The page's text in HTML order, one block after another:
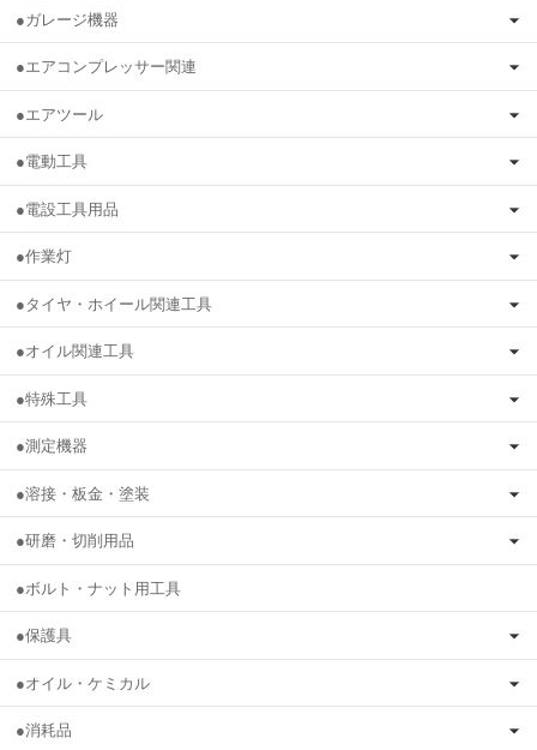
●ガレージ機器
●エアコンプレッサー関連
●エアツール
●電動工具
●電設工具用品
●作業灯
●タイヤ・ホイール関連工具
●オイル関連工具
●特殊工具
●測定機器
●溶接・板金・塗装
●研磨・切削用品
●ボルト・ナット用工具
●保護具
●オイル・ケミカル
●消耗品